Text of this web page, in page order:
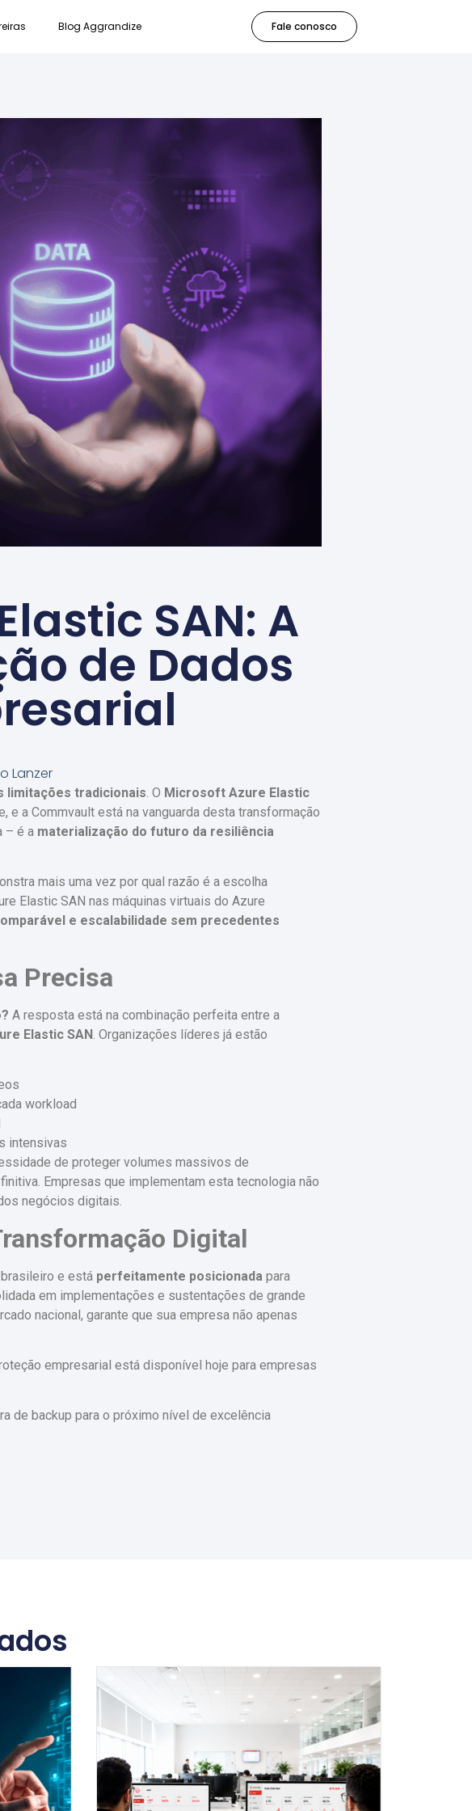
Blog Aggrandize Fale conosco
SAN: A
de Dados
Lanzer
limitações tradicionais. O Microsoft Azure Elastic
a Commvault está na vanguarda desta transformação
– é a materialização do futuro da resiliência
mais uma vez por qual razão é a escolha
Elastic SAN nas máquinas virtuais do Azure
e escalabilidade sem precedentes
Precisa
A resposta está na combinação perfeita entre a
Elastic SAN. Organizações líderes já estão
workload
intensivas
de proteger volumes massivos de
Empresas que implementam esta tecnologia não
negócios digitais.
Digital
e está perfeitamente posicionada para
em implementações e sustentações de grande
nacional, garante que sua empresa não apenas
empresarial está disponível hoje para empresas
de backup para o próximo nível de excelência